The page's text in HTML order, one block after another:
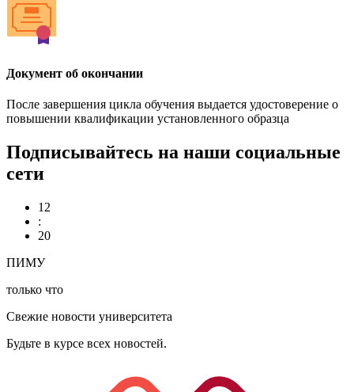
Документ об окончании
После завершения цикла обучения выдается удостоверение о
повышении квалификации установленного образца
Подписывайтесь на наши социальные
сети
12
:
20
ПИМУ
только что
Свежие новости университета
Будьте в курсе всех новостей.